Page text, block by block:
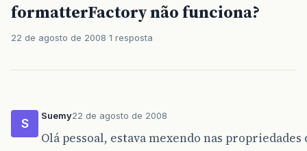
formatterFactory não funciona?
22 de agosto de 2008 1 resposta
S
Suemy22 de agosto de 2008
Olá pessoal, estava mexendo nas